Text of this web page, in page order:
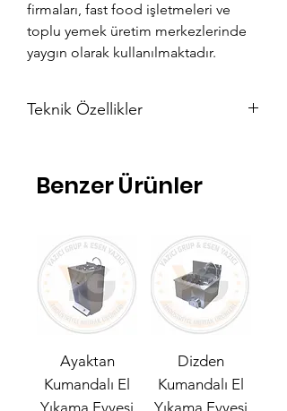
firmaları, fast food işletmeleri ve
toplu yemek üretim merkezlerinde
yaygın olarak kullanılmaktadır.
Teknik Özellikler
Eviye: 40 x 50 x 25
Benzer Ürünler
Ayaktan
Kumandalı El
Yıkama Evyesi
Dizden
Kumandalı El
Yıkama Evyesi